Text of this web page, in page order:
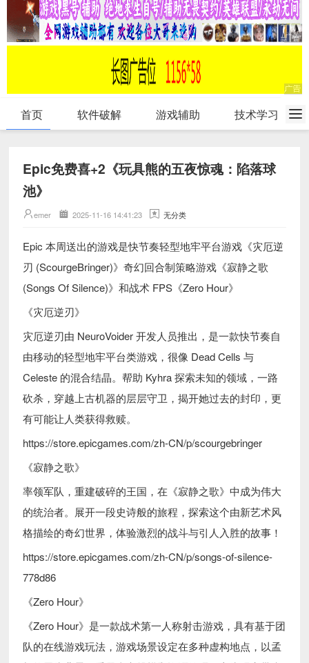
首页 软件破解 游戏辅助 技术学习
Epic免费喜+2《玩具熊的五夜惊魂：陷落球
池》
emer 2025-11-16 14:41:23 无分类
Epic 本周送出的游戏是快节奏轻型地牢平台游戏《灾厄逆
刃 (ScourgeBringer)》奇幻回合制策略游戏《寂静之歌
(Songs Of Silence)》和战术 FPS《Zero Hour》
《灾厄逆刃》
灾厄逆刃由 NeuroVoider 开发人员推出，是一款快节奏自
由移动的轻型地牢平台类游戏，很像 Dead Cells 与
Celeste 的混合结晶。帮助 Kyhra 探索未知的领域，一路
砍杀，穿越上古机器的层层守卫，揭开她过去的封印，更
有可能让人类获得救赎。
https://store.epicgames.com/zh-CN/p/scourgebringer
《寂静之歌》
率领军队，重建破碎的王国，在《寂静之歌》中成为伟大
的统治者。展开一段史诗般的旅程，探索这个由新艺术风
格描绘的奇幻世界，体验激烈的战斗与引人入胜的故事！
https://store.epicgames.com/zh-CN/p/songs-of-silence-
778d86
《Zero Hour》
《Zero Hour》是一款战术第一人称射击游戏，具有基于团
队的在线游戏玩法，游戏场景设定在多种虚构地点，以孟